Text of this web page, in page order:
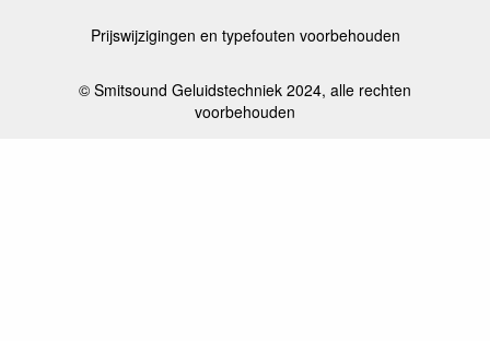
Prijswijzigingen en typefouten voorbehouden
© Smitsound Geluidstechniek 2024, alle rechten
voorbehouden